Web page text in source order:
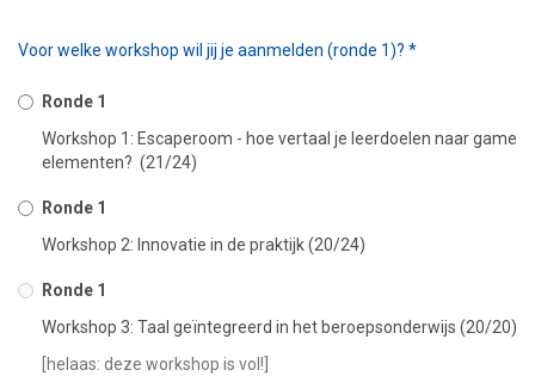
Voor welke workshop wil jij je aanmelden (ronde 1)? *
Ronde 1
Workshop 1: Escaperoom - hoe vertaal je leerdoelen naar game
elementen? (21/24)
Ronde 1
Workshop 2: Innovatie in de praktijk (20/24)
Ronde 1
Workshop 3: Taal geïntegreerd in het beroepsonderwijs (20/20)
[helaas: deze workshop is vol!]